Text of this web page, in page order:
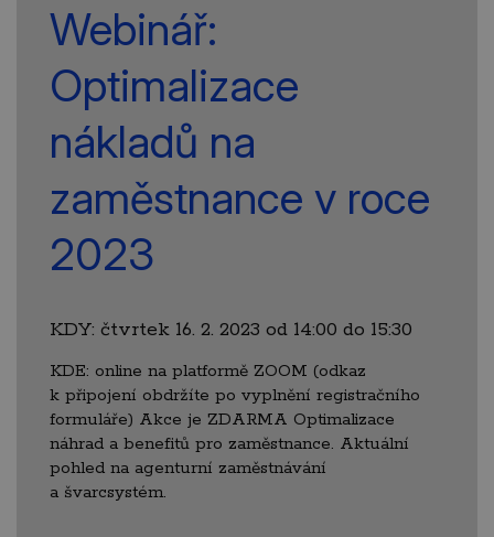
Webinář:
Optimalizace
nákladů na
zaměstnance v roce
2023
KDY: čtvrtek 16. 2. 2023 od 14:00 do 15:30
KDE: online na platformě ZOOM (odkaz
k připojení obdržíte po vyplnění registračního
formuláře) Akce je ZDARMA Optimalizace
náhrad a benefitů pro zaměstnance. Aktuální
pohled na agenturní zaměstnávání
a švarcsystém.